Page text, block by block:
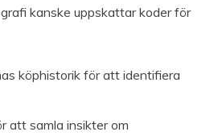
kanske uppskattar koder för
köphistorik för att identifiera
att samla insikter om